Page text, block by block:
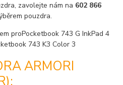
zavolejte nám na 602 866
pouzdra.
ARMORI